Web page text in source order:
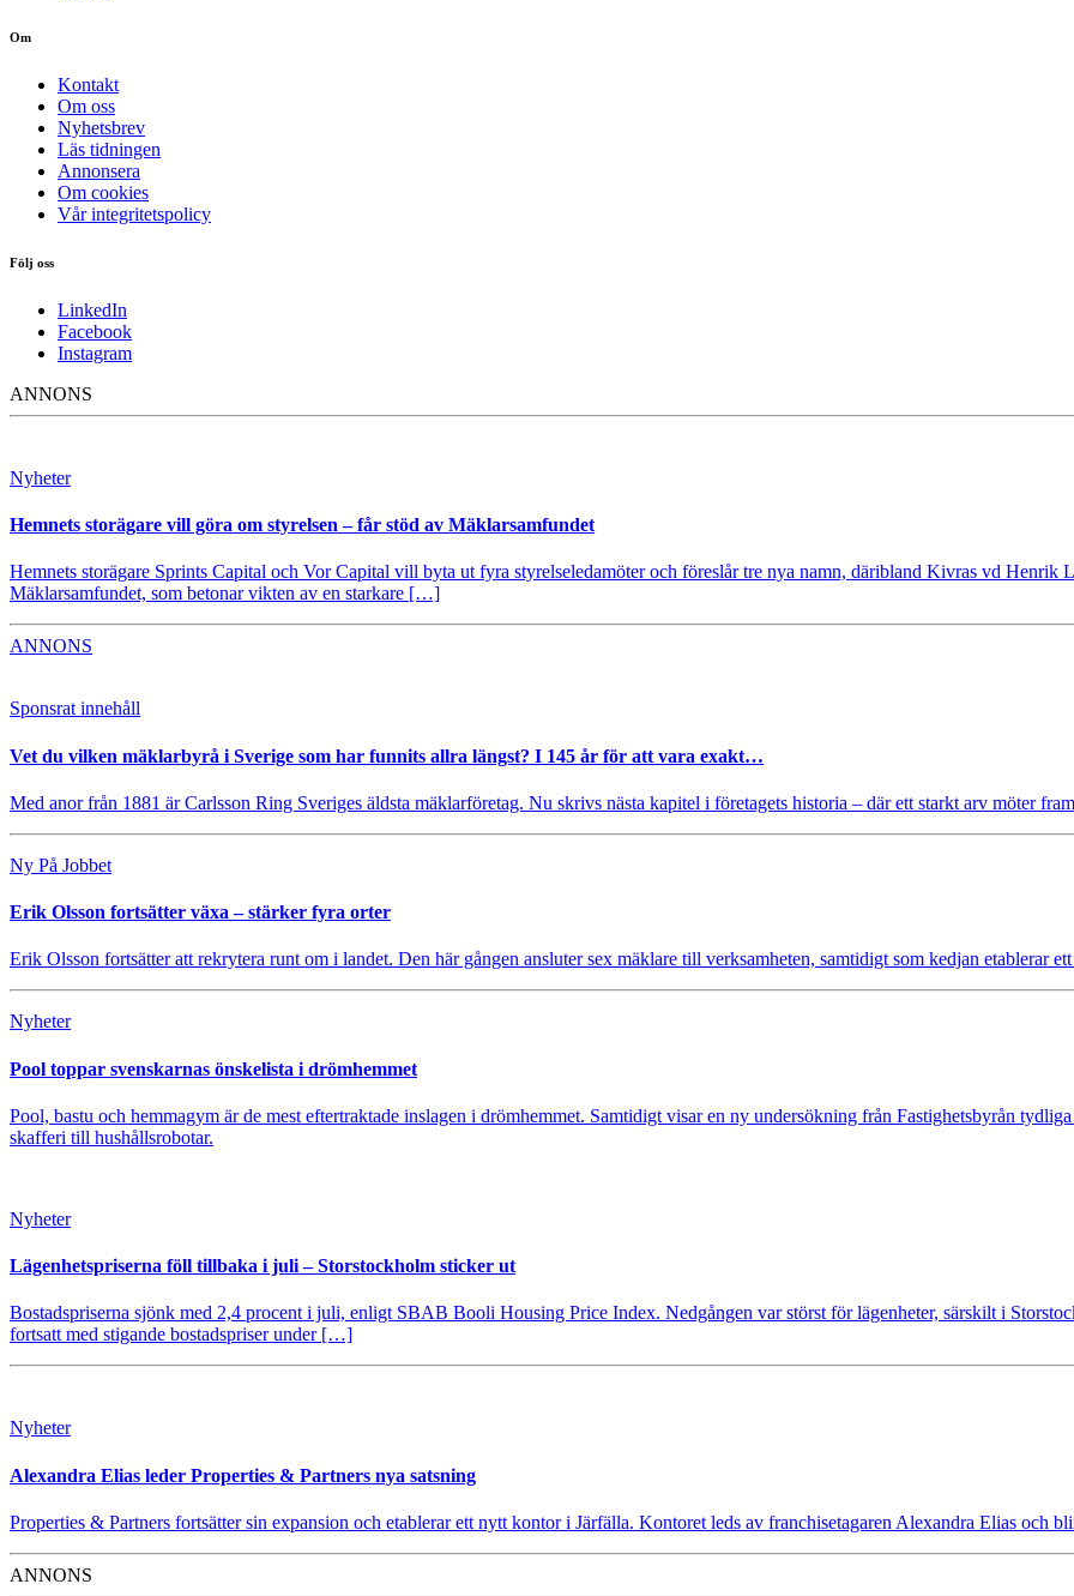
Om
Kontakt
Om oss
Nyhetsbrev
Läs tidningen
Annonsera
Om cookies
Vår integritetspolicy
Följ oss
LinkedIn
Facebook
Instagram
ANNONS
Nyheter
Hemnets storägare vill göra om styrelsen – får stöd av Mäklarsamfundet
Hemnets storägare Sprints Capital och Vor Capital vill byta ut fyra styrelseledamöter och föreslår tre nya namn, däribland Kivras vd Henrik
Mäklarsamfundet, som betonar vikten av en starkare […]
ANNONS
Sponsrat innehåll
Vet du vilken mäklarbyrå i Sverige som har funnits allra längst? I 145 år för att vara exakt…
Med anor från 1881 är Carlsson Ring Sveriges äldsta mäklarföretag. Nu skrivs nästa kapitel i företagets historia – där ett starkt arv möter
Ny På Jobbet
Erik Olsson fortsätter växa – stärker fyra orter
Erik Olsson fortsätter att rekrytera runt om i landet. Den här gången ansluter sex mäklare till verksamheten, samtidigt som kedjan etablerar
Nyheter
Pool toppar svenskarnas önskelista i drömhemmet
Pool, bastu och hemmagym är de mest eftertraktade inslagen i drömhemmet. Samtidigt visar en ny undersökning från Fastighetsbyrån
skafferi till hushållsrobotar.
Nyheter
Lägenhetspriserna föll tillbaka i juli – Storstockholm sticker ut
Bostadspriserna sjönk med 2,4 procent i juli, enligt SBAB Booli Housing Price Index. Nedgången var störst för lägenheter, särskilt i
fortsatt med stigande bostadspriser under […]
Nyheter
Alexandra Elias leder Properties & Partners nya satsning
Properties & Partners fortsätter sin expansion och etablerar ett nytt kontor i Järfälla. Kontoret leds av franchisetagaren Alexandra Elias och
ANNONS